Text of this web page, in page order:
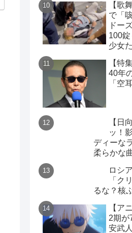
【歌
で「
ドー
100
少女
【特
40年
「空
【日
ッ！
ディーな
柔らかな
ロシ
「ク
るな？核
【ア
2期
安武